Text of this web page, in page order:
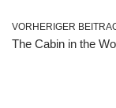
VORHERIGER
The Cabin in the